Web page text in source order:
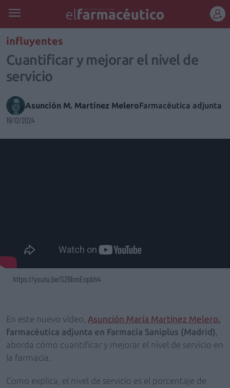
influyentes
Cuantificar y mejorar el nivel de
servicio
Asunción M. Martínez MeleroFarmacéutica adjunta
19/12/2024
https://youtu.be/S2BbmEopbh4
En este nuevo vídeo, Asunción María Martínez Melero,
farmacéutica adjunta en Farmacia Saniplus (Madrid)
aborda cómo cuantificar y mejorar el nivel de servicio en
la farmacia.
Como explica, el nivel de servicio es el porcentaje de